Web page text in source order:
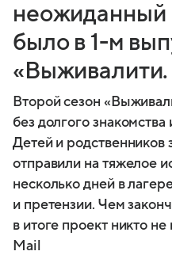
неожиданный
было в 1-м
Второй сезон
без долгого
Детей и родственников
отправили на тяжелое
несколько дней в
и претензии. Чем
в итоге проект никто
Mail